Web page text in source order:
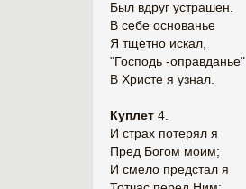
Был вдруг устрашен.
В себе основанье
Я тщетно искал,
"Господь -оправданье"
В Христе я узнал.
Куплет 4.
И страх потерял я
Пред Богом моим;
И смело предстал я